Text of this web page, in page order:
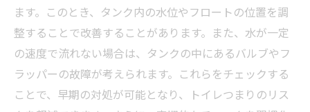
ます。このとき、タンク内の水位やフロートの位置を調
整することで改善することがあります。また、水が一定
の速度で流れない場合は、タンクの中にあるバルブやフ
ラッパーの故障が考えられます。これらをチェックする
ことで、早期の対処が可能となり、トイレつまりのリス